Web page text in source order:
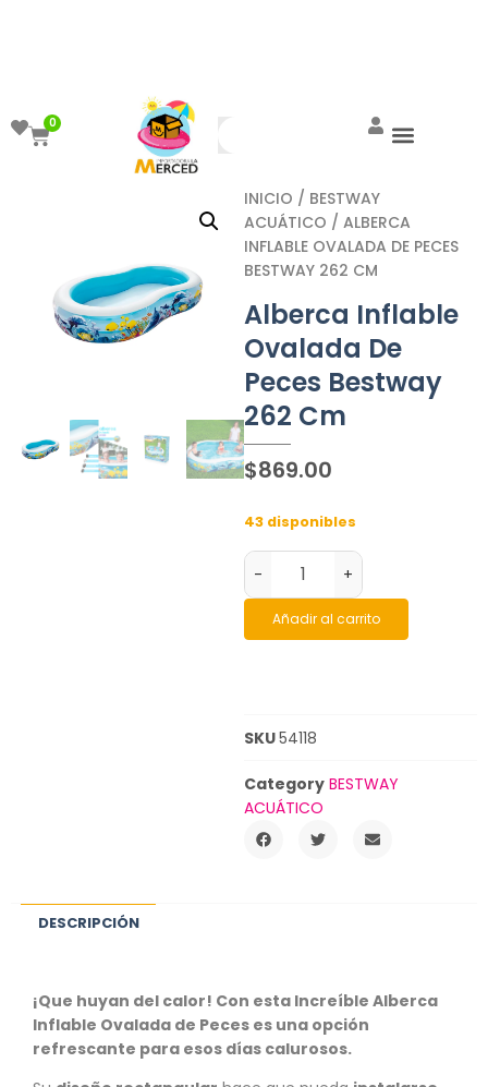
0
INICIO / BESTWAY
ACUÁTICO / ALBERCA
INFLABLE OVALADA DE PECES
BESTWAY 262 CM
Alberca Inflable
Ovalada De
Peces Bestway
262 Cm
$869.00
43 disponibles
- +
Añadir al carrito
SKU54118
Category BESTWAY
ACUÁTICO
DESCRIPCIÓN
¡Que huyan del calor! Con esta Increíble Alberca
Inflable Ovalada de Peces es una opción
refrescante para esos días calurosos.